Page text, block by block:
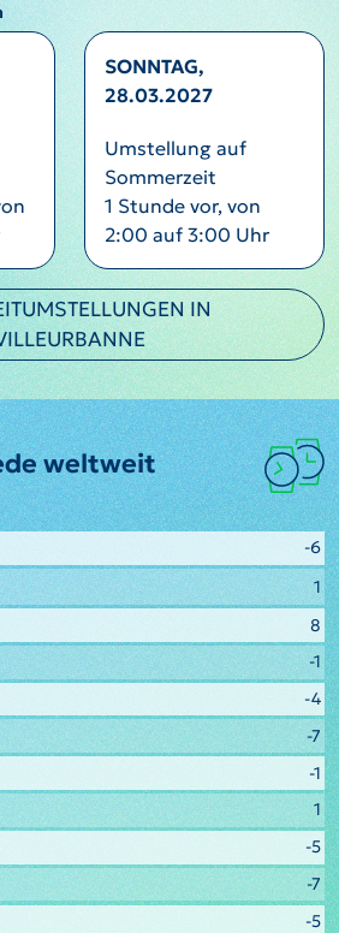
SONNTAG,
28.03.2027
Umstellung auf
Sommerzeit
1 Stunde vor, von
2:00 auf 3:00 Uhr
IN
weltweit
-6
1
8
-1
-4
-7
-1
1
-5
-7
-5